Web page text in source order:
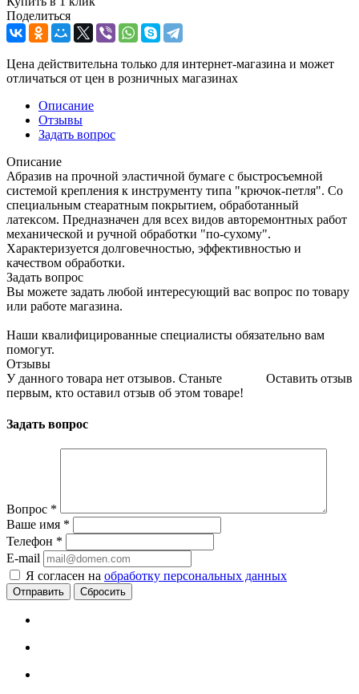
Поделиться
Цена действительна только для интернет-магазина и может
отличаться от цен в розничных магазинах
Описание
Отзывы
Задать вопрос
Описание
Абразив на прочной эластичной бумаге с быстросъемной
системой крепления к инструменту типа "крючок-петля". Со
специальным стеаратным покрытием, обработанный
латексом. Предназначен для всех видов авторемонтных работ
механической и ручной обработки "по-сухому".
Характеризуется долговечностью, эффективностью и
качеством обработки.
Задать вопрос
Вы можете задать любой интересующий вас вопрос по товару
или работе магазина.
Наши квалифицированные специалисты обязательно вам
помогут.
Отзывы
Оставить отзыв
У данного товара нет отзывов. Станьте
первым, кто оставил отзыв об этом товаре!
Задать вопрос
Вопрос *
Ваше имя *
Телефон *
E-mail
Я согласен на обработку персональных данных
Сбросить